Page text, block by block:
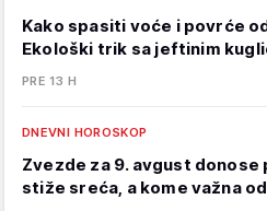
Kako spasiti voće i povrće
Ekološki trik sa jeftinim
PRE 13 H
DNEVNI HOROSKOP
Zvezde za 9. avgust
stiže sreća, a kome važna